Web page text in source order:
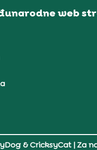
web
& CricksyCat| Za